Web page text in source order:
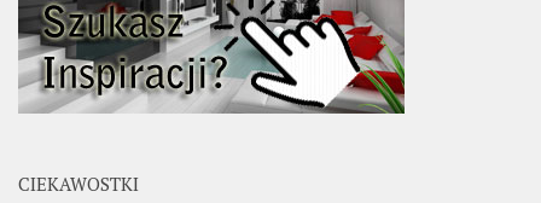
CIEKAWOSTKI